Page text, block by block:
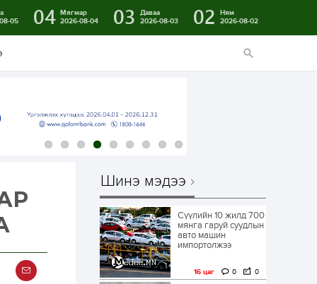
05
04 Мягмар
2026-08-04
03
Даваа
2026-08-03
02
Ням
2026-08-02
Шинэ мэдээ
Сүүлийн 10 жилд 700
мянга гаруй суудлын
авто машин
импортолжээ
16 цаг 0 0